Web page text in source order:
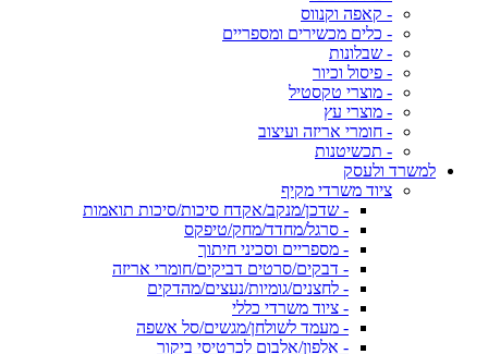
- קאפה וקנווס
- כלים מכשירים ומספריים
- שבלונות
- פיסול וכיור
- מוצרי טקסטיל
- מוצרי עץ
- חומרי אריזה ועיצוב
- תכשיטנות
למשרד ולעסק
ציוד משרדי מקיף
- שדכן/מנקב/אקדח סיכות/סיכות תואמות
- סרגל/מחדד/מחק/טיפקס
- מספריים וסכיני חיתוך
- דבקים/סרטים דביקים/חומרי אריזה
- לחצנים/גומיות/נעצים/מהדקים
- ציוד משרדי כללי
- מעמד לשולחן/מגשים/סל אשפה
- אלפון/אלבום לכרטיסי ביקור